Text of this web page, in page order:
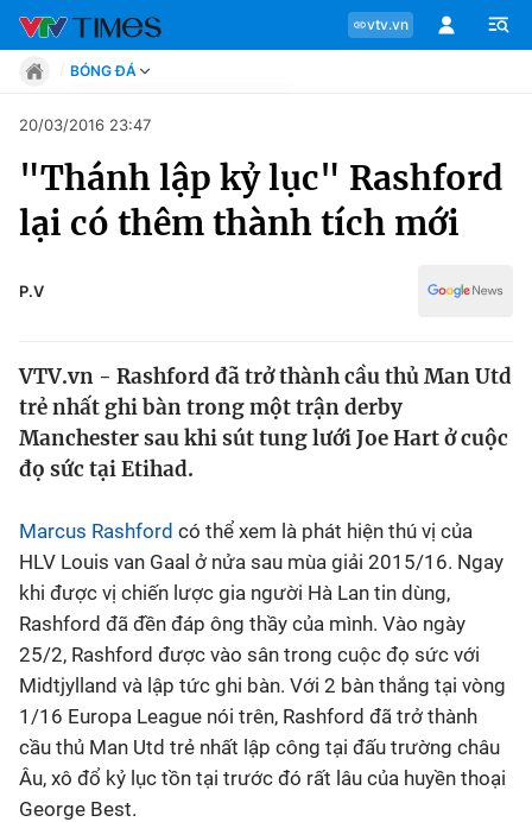
vtv.vn
Chuyên mục
Tin tức
Phong cách
Chân dung
Bóng đá
Thể thao Điện tử
Các môn khác
VIDEO
BÓNG ĐÁ
Move
Phong cách
Sự kiện
Bên lề
20/03/2016 23:47
"Thánh lập kỷ lục" Rashford
lại có thêm thành tích mới
P.V
VTV.vn - Rashford đã trở thành cầu thủ Man Utd
trẻ nhất ghi bàn trong một trận derby
Manchester sau khi sút tung lưới Joe Hart ở cuộc
đọ sức tại Etihad.
Marcus Rashford có thể xem là phát hiện thú vị của
HLV Louis van Gaal ở nửa sau mùa giải 2015/16. Ngay
khi được vị chiến lược gia người Hà Lan tin dùng,
Rashford đã đền đáp ông thầy của mình. Vào ngày
25/2, Rashford được vào sân trong cuộc đọ sức với
Midtjylland và lập tức ghi bàn. Với 2 bàn thắng tại vòng
1/16 Europa League nói trên, Rashford đã trở thành
cầu thủ Man Utd trẻ nhất lập công tại đấu trường châu
Âu, xô đổ kỷ lục tồn tại trước đó rất lâu của huyền thoại
George Best.